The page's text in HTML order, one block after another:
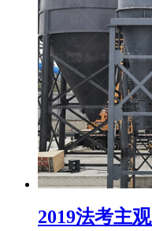
2019法考主